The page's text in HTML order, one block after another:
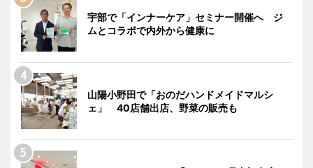
宇部で「インナーケア」セミナー開催へ ジ
ムとコラボで内外から健康に
山陽小野田で「おのだハンドメイドマルシ
ェ」 40店舗出店、野菜の販売も